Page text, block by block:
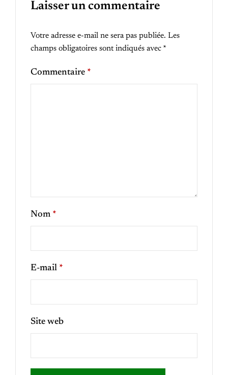
Laisser un commentaire
Votre adresse e-mail ne sera pas publiée. Les
champs obligatoires sont indiqués avec *
Commentaire *
Nom *
E-mail *
Site web